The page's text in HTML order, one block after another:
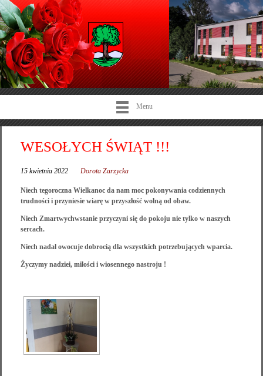
Menu
WESOŁYCH ŚWIĄT !!!
15 kwietnia 2022 Dorota Zarzycka
Niech tegoroczna Wielkanoc da nam moc pokonywania codziennych
trudności i przyniesie wiarę w przyszłość wolną od obaw.
Niech Zmartwychwstanie przyczyni się do pokoju nie tylko w naszych
sercach.
Niech nadal owocuje dobrocią dla wszystkich potrzebujących wparcia.
Życzymy nadziei, miłości i wiosennego nastroju !